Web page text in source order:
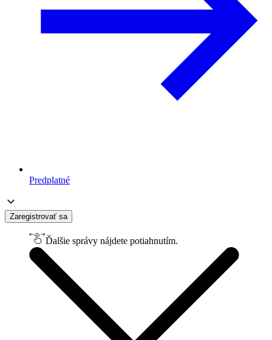
Predplatné
Zaregistrovať sa
Ďalšie správy nájdete potiahnutím.